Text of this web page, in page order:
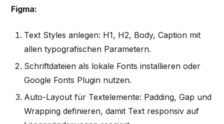
Figma:
Text Styles anlegen: H1, H2, Body, Caption mit
allen typografischen Parametern.
Schriftdateien als lokale Fonts installieren oder
Google Fonts Plugin nutzen.
Auto-Layout für Textelemente: Padding, Gap und
Wrapping definieren, damit Text responsiv auf